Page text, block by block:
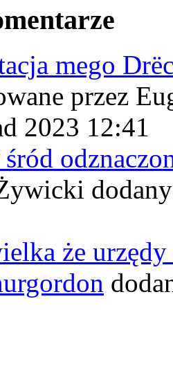
mego
przez
2023 12:41
że